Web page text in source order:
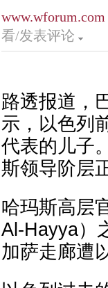
www.wforum.com
看/发表评论
路透报道，
示，以色列
代表的儿子
斯领导阶层
哈玛斯高层
Al-Hayya）
加萨走廊遭